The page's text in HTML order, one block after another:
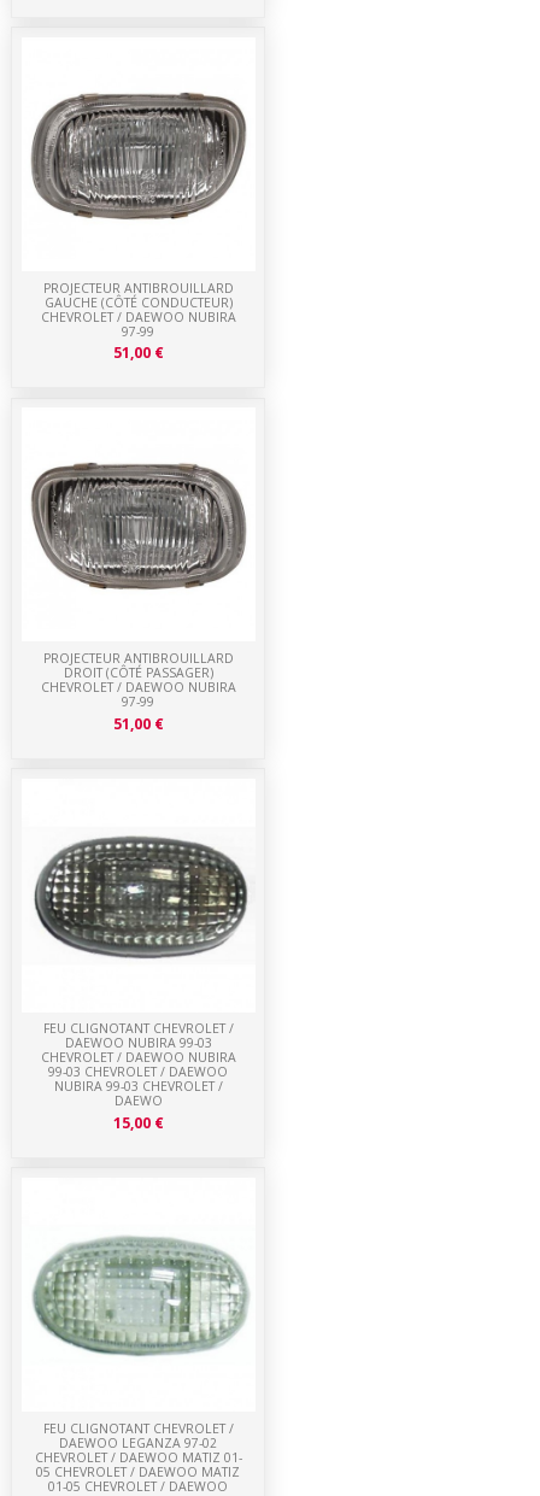
FEU CLIGNOTANT CHEVROLET /
DAEWOO LEGANZA 97-02
CHEVROLET / DAEWOO MATIZ 01-
05 CHEVROLET / DAEWOO MATIZ
01-05 CHEVROLET / DAEWOO
FEU CLIGNOTANT CHEVROLET /
DAEWOO NUBIRA 99-03
CHEVROLET / DAEWOO NUBIRA
99-03 CHEVROLET / DAEWOO
NUBIRA 99-03 CHEVROLET /
DAEWO
15,00 €
PROJECTEUR ANTIBROUILLARD
DROIT (CÔTÉ PASSAGER)
CHEVROLET / DAEWOO NUBIRA
97-99
51,00 €
PROJECTEUR ANTIBROUILLARD
GAUCHE (CÔTÉ CONDUCTEUR)
CHEVROLET / DAEWOO NUBIRA
97-99
51,00 €